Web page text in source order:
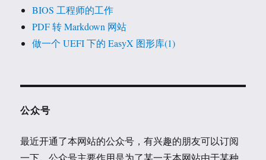
BIOS 工程师的工作
PDF 转 Markdown 网站
做一个 UEFI 下的 EasyX 图形库(1)
公众号
最近开通了本网站的公众号，有兴趣的朋友可以订阅
一下。公众号主要作用是为了某一天本网站由于某种